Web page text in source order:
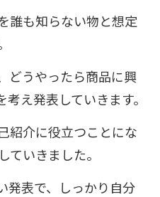
誰も知らない物と想定
どうやったら商品に興
え発表していきます。
紹介に役立つことにな
ていきました。
発表で、しっかり自分